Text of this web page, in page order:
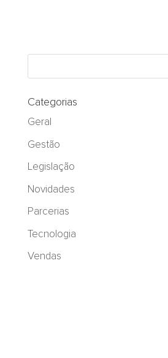
Categorias
Geral
Gestão
Legislação
Novidades
Parcerias
Tecnologia
Vendas